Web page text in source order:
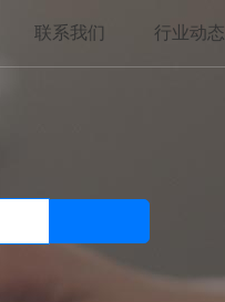
人脸关键点
AI人像分割
联系我们 行业动态